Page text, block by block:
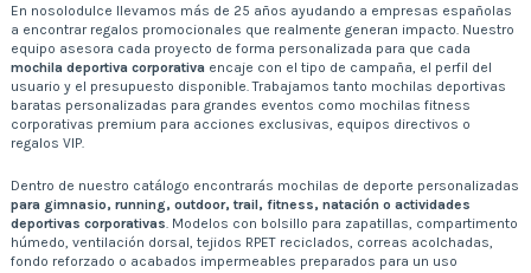
En nosolodulce llevamos más de 25 años ayudando a empresas españolas
a encontrar regalos promocionales que realmente generan impacto. Nuestro
equipo asesora cada proyecto de forma personalizada para que cada
mochila deportiva corporativa encaje con el tipo de campaña, el perfil del
usuario y el presupuesto disponible. Trabajamos tanto mochilas deportivas
baratas personalizadas para grandes eventos como mochilas fitness
corporativas premium para acciones exclusivas, equipos directivos o
regalos VIP.
Dentro de nuestro catálogo encontrarás mochilas de deporte personalizadas
para gimnasio, running, outdoor, trail, fitness, natación o actividades
deportivas corporativas . Modelos con bolsillo para zapatillas, compartimento
húmedo, ventilación dorsal, tejidos RPET reciclados, correas acolchadas,
fondo reforzado o acabados impermeables preparados para un uso